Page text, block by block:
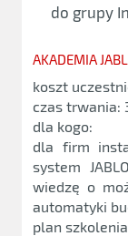
do grupy
AKADEMIA
koszt
czas trwania:
dla kogo:
dla firm
system
wiedzę o
automatyki
plan